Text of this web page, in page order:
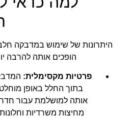
היתרונות של שימוש במדבקה
הופכים אותה להרבה
פרטיות מקסימלית:
בתוך החלל באופן
אותה למושלמת עבור
מחיצות משרדיות